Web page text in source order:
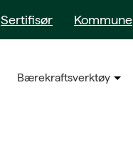
Sertifisør Kommune
Bærekraftsverktøy